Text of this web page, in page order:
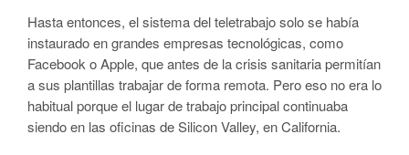
Hasta entonces, el sistema del teletrabajo solo se había
instaurado en grandes empresas tecnológicas, como
Facebook o Apple, que antes de la crisis sanitaria permitían
a sus plantillas trabajar de forma remota. Pero eso no era lo
habitual porque el lugar de trabajo principal continuaba
siendo en las oficinas de Silicon Valley, en California.